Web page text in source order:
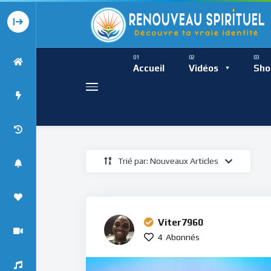
Accueil Vidéos
Présence
Présence
Trié par: Nouveaux Articles
Viter7960
4 Abonnés